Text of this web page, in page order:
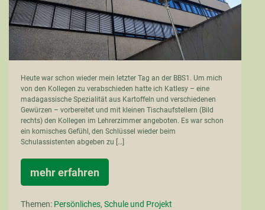
Heute war schon wieder mein letzter Tag an der BBS1. Um mich
von den Kollegen zu verabschieden hatte ich Katlesy – eine
madagassische Spezialität aus Kartoffeln und verschiedenen
Gewürzen – vorbereitet und mit kleinen Tischaufstellern (Bild
rechts) den Kollegen im Lehrerzimmer angeboten. Es war schon
ein komisches Gefühl, den Schlüssel wieder beim
Schulassistenten abgeben zu […]
mehr erfahren
Adieu
Aurich
Themen: Persönliches, Schule und Projekt